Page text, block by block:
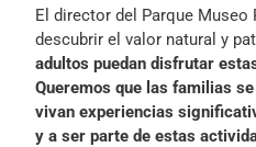
El director del Parque
descubrir el valor natural y
adultos puedan disfrutar
Queremos que las familias
vivan experiencias
y a ser parte de estas